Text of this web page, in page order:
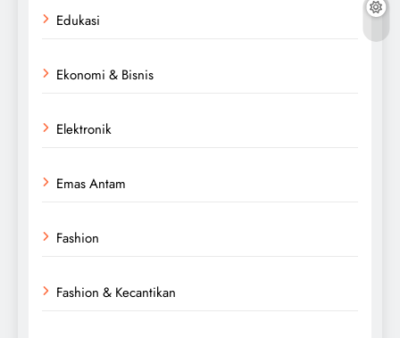
Edukasi
Ekonomi & Bisnis
Elektronik
Emas Antam
Fashion
Fashion & Kecantikan